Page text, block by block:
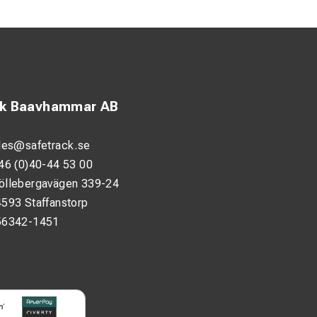
med
– perfekt
gavlar,
Baavhammar AB
(0)40-44 53 00
339-24
Staffanstorp
1451